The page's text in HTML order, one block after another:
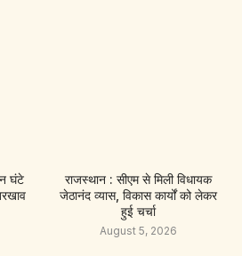
घंटे
राजस्थान : सीएम से मिली विधायक
जेठानंद व्यास, विकास कार्यों को लेकर
हुई चर्चा
August 5, 2026